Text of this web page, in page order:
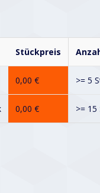
Stückpreis
0,00 € >= 5
0,00 € >= 15